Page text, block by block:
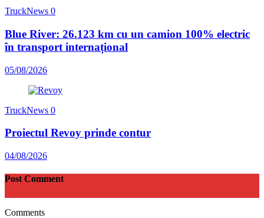
TruckNews 0
Blue River: 26.123 km cu un camion 100% electric
în transport internațional
05/08/2026
TruckNews 0
Proiectul Revoy prinde contur
04/08/2026
Post Comment
Comments